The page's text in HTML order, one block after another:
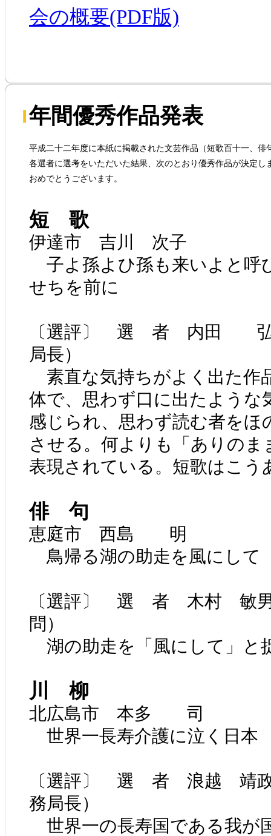
会の概要(PDF版)
年間優秀作品発表
平成二十二年度に本紙に掲載された文芸作品（短歌百十一、俳
各選者に選考をいただいた結果、次のとおり優秀作品が決定し
おめでとうございます。
短 歌
伊達市 吉川 次子
子よ孫よひ孫も来いよと呼
せちを前に
〔選評〕 選 者 内田 弘
局長）
素直な気持ちがよく出た作
体で、思わず口に出たような
感じられ、思わず読む者をほ
させる。何よりも「ありのま
表現されている。短歌はこう
俳 句
恵庭市 西島 明
鳥帰る湖の助走を風にして
〔選評〕 選 者 木村 敏男
問）
湖の助走を「風にして」と
川 柳
北広島市 本多 司
世界一長寿介護に泣く日本
〔選評〕 選 者 浪越 靖政
務局長）
世界一の長寿国である我が